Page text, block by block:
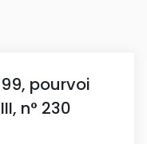
pourvoi
n° 230